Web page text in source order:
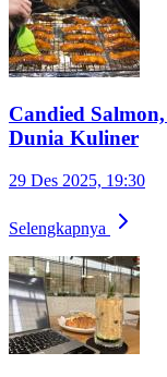
Candied
Dunia Kuliner
29 Des 2025, 19:30
Selengkapnya